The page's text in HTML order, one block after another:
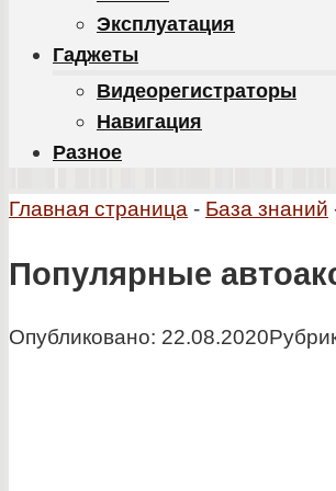
Эксплуатация
Гаджеты
Видеорегистраторы
Навигация
Разное
Главная страница - База знаний
Популярные
Опубликовано: 22.08.2020